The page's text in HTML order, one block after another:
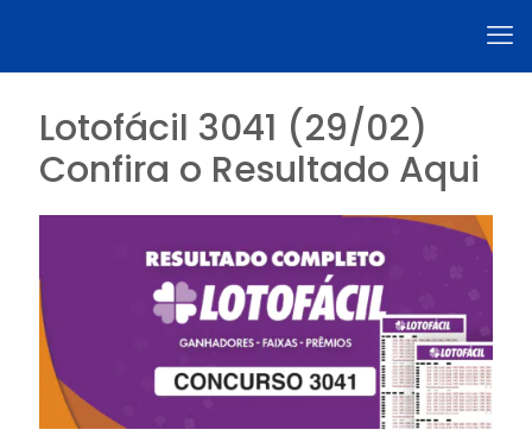
Lotofácil 3041 (29/02)
Confira o Resultado Aqui